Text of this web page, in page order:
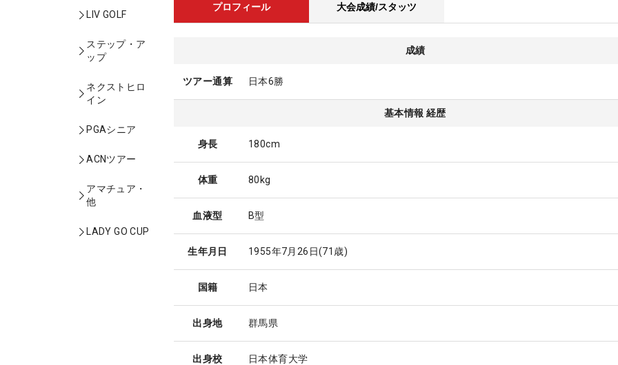
LIV GOLF
ステップ・ア
ップ
ネクストヒロ
イン
PGAシニア
ACNツアー
アマチュア・
他
LADY GO CUP
プロフィール 大会成績/スタッツ
成績
ツアー通算 日本6勝
基本情報 経歴
身長 180cm
体重 80kg
血液型 B型
生年月日 1955年7月26日(71歳)
国籍 日本
出身地 群馬県
出身校 日本体育大学